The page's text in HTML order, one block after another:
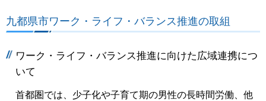
九都県市ワーク・ライフ・バランス推進の取組
ワーク・ライフ・バランス推進に向けた広域連携につ
いて
首都圏では、少子化や子育て期の男性の長時間労働、他